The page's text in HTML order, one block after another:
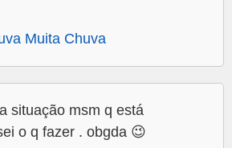
Muita Chuva
situação msm q está
o q fazer . obgda 😉